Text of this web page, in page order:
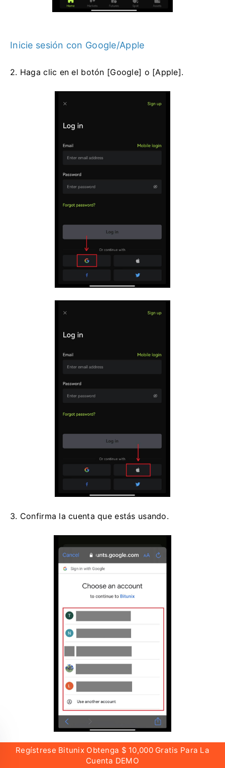
Inicie sesión con Google/Apple
2. Haga clic en el botón [Google] o [Apple].
3. Confirma la cuenta que estás usando.
Regístrese Bitunix Obtenga $ 10,000 Gratis Para La
Cuenta DEMO